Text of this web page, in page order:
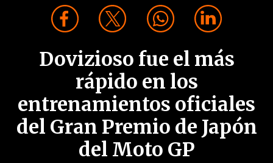
Dovizioso fue el más
rápido en los
entrenamientos oficiales
del Gran Premio de Japón
del Moto GP